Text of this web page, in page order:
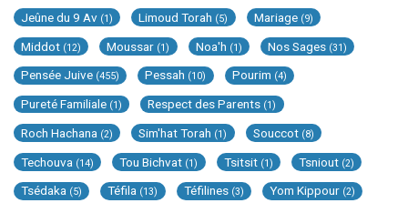
Jeûne du 9 Av (1) Limoud Torah (5) Mariage (9)
Middot (12) Moussar (1) Noa'h (1) Nos Sages (31)
Pensée Juive (455) Pessah (10) Pourim (4)
Pureté Familiale (1) Respect des Parents (1)
Roch Hachana (2) Sim'hat Torah (1) Souccot (8)
Techouva (14) Tou Bichvat (1) Tsitsit (1) Tsniout (2)
Tsédaka (5) Téfila (13) Téfilines (3) Yom Kippour (2)